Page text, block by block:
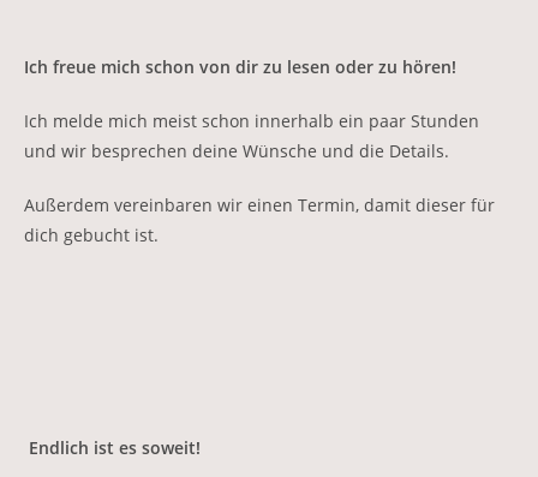
Ich freue mich schon von dir zu lesen oder zu hören!
Ich melde mich meist schon innerhalb ein paar Stunden
und wir besprechen deine Wünsche und die Details.
Außerdem vereinbaren wir einen Termin, damit dieser für
dich gebucht ist.
Endlich ist es soweit!